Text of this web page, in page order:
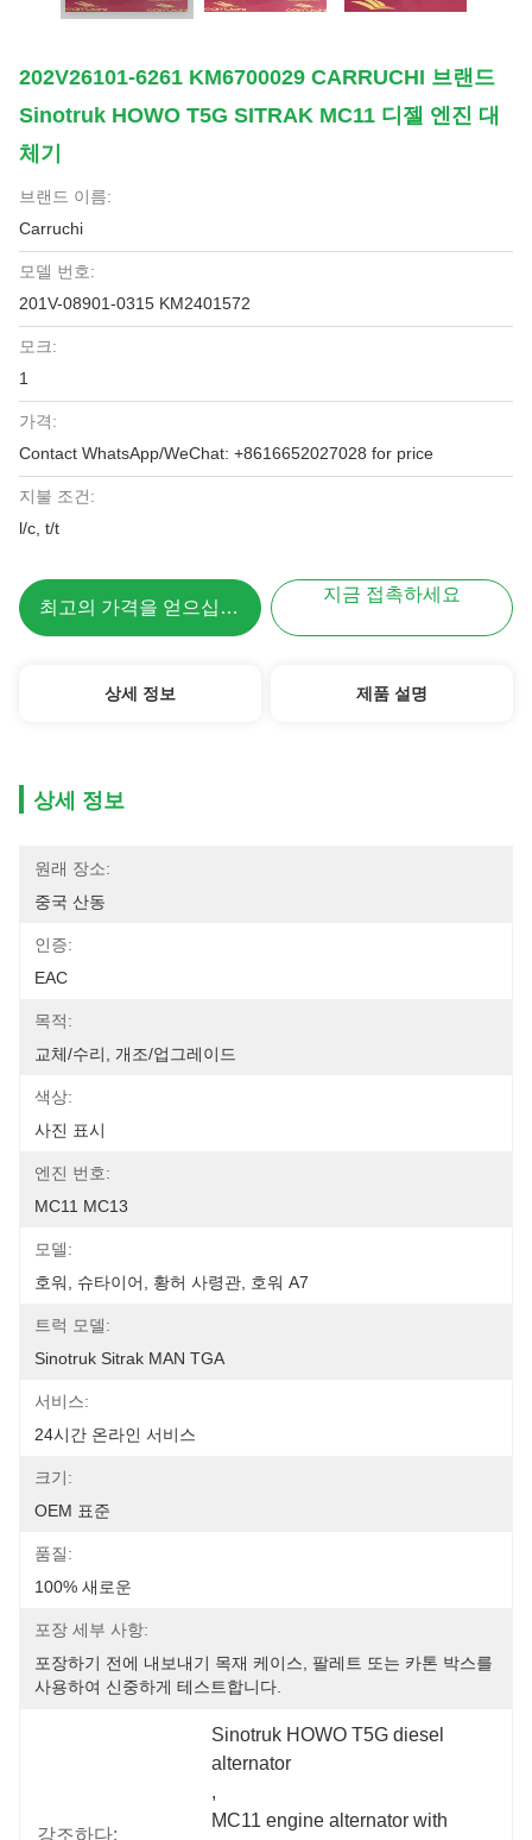
202V26101-6261 KM6700029 CARRUCHI 브랜드
Sinotruk HOWO T5G SITRAK MC11 디젤 엔진 대
체기
브랜드 이름:
Carruchi
모델 번호:
201V-08901-0315 KM2401572
모크:
1
가격:
Contact WhatsApp/WeChat: +8616652027028 for price
지불 조건:
l/c, t/t
최고의 가격을 얻으십시오
지금 접촉하세요
상세 정보 제품 설명
상세 정보
원래 장소:
중국 산동
인증:
EAC
목적:
교체/수리, 개조/업그레이드
색상:
사진 표시
엔진 번호:
MC11 MC13
모델:
호워, 슈타이어, 황허 사령관, 호워 A7
트럭 모델:
Sinotruk Sitrak MAN TGA
서비스:
24시간 온라인 서비스
크기:
OEM 표준
품질:
100% 새로운
포장 세부 사항:
포장하기 전에 내보내기 목재 케이스, 팔레트 또는 카톤 박스를
사용하여 신중하게 테스트합니다.
강조하다:
Sinotruk HOWO T5G diesel
alternator
,
MC11 engine alternator with